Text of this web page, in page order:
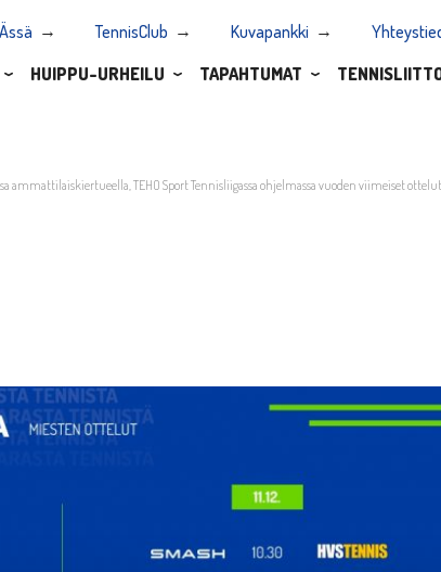
TennisClub Kuvapankki
HUIPPU-URHEILU TAPAHTUMAT
ammattilaiskiertueella, TEHO Sport Tennisliigassa ohjelmassa vuoden viimeiset ottelut